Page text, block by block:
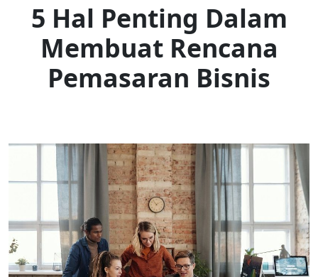
5 Hal Penting Dalam
Membuat Rencana
Pemasaran Bisnis